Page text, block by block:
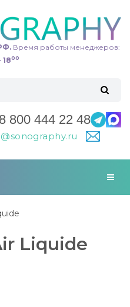
Время работы менеджеров:
1800
8 800 444 22 48
Liquide